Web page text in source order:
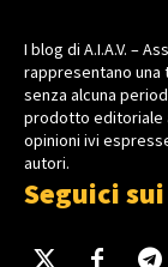
I blog di A.I.A.V. –
rappresentano
senza alcuna
prodotto editoriale
opinioni ivi
autori.
Seguici